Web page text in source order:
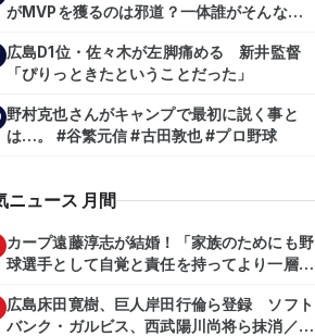
がMVPを獲るのは邪道？一体誰がそんな事
【shoheiohtani】【池田親興】【高橋慶
彦】【広島東洋カープ】【プロ野球】
広島D1位・佐々木が左脚痛める 新井監督
「ぴりっときたということだった」
野村克也さんがキャンプで最初に説く事と
は…。 #谷繁元信 #古田敦也 #プロ野球
ニュース 月間
カープ遠藤淳志が結婚！「家族のためにも野
球選手として自覚と責任を持ってより一層頑
広島床田寛樹、巨人岸田行倫ら登録 ソフト
バンク・ガルビス、西武陽川尚将ら抹消／２